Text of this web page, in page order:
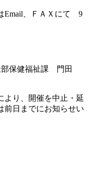
Email、ＦＡＸにて 9
部保健福祉課 門田
り、開催を中止・延
前日までにお知らせい